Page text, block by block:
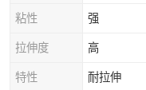
粘性 强
拉伸度 高
特性 耐拉伸